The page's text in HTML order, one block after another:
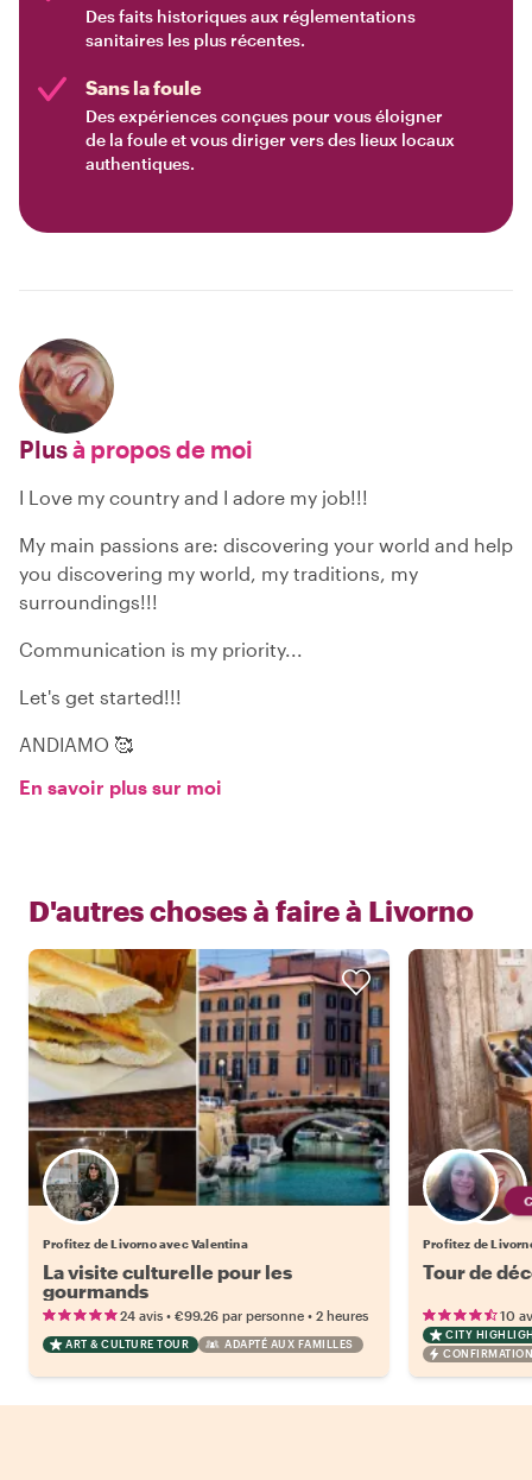
Des faits historiques aux réglementations
sanitaires les plus récentes.
Sans la foule
Des expériences conçues pour vous éloigner
de la foule et vous diriger vers des lieux locaux
authentiques.
Plusà propos de moi
I Love my country and I adore my job!!!
My main passions are: discovering your world and help
you discovering my world, my traditions, my
surroundings!!!
Communication is my priority...
Let's get started!!!
ANDIAMO 🥰
En savoir plus sur moi
D'autres choses à faire à Livorno
Profitez de Livorno avec Valentina
La visite culturelle pour les
gourmands
24 avis • €99.26 par personne • 2 heures
ART & CULTURE TOUR ADAPTÉ AUX FAMILLES
Profitez de
Tour de
10
CITY